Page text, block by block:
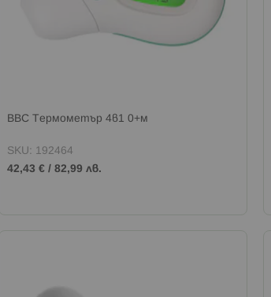
BBC Термометър 4в1 0+м
SKU: 192464
42,43 € / 82,99 лв.